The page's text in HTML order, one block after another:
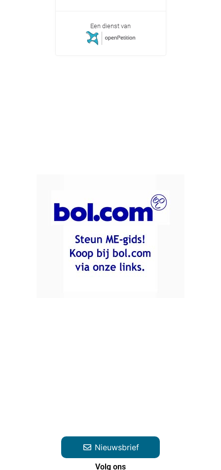
Een dienst van
Nieuwsbrief
Volg ons